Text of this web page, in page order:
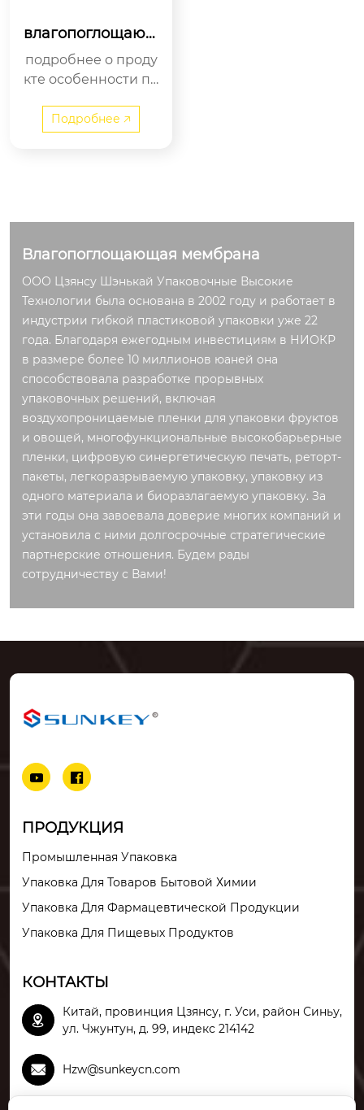
влагопоглощающ
ая мембрана
подробнее о проду
кте особенности пр
невая конструкция:
основная мембр...
Подробнее 🡥
Влагопоглощающая мембрана
ООО Цзянсу Шэнькай Упаковочные Высокие
Технологии была основана в 2002 году и работает в
индустрии гибкой пластиковой упаковки уже 22
года. Благодаря ежегодным инвестициям в НИОКР
в размере более 10 миллионов юаней она
способствовала разработке прорывных
упаковочных решений, включая
воздухопроницаемые пленки для упаковки фруктов
и овощей, многофункциональные высокобарьерные
пленки, цифровую синергетическую печать, реторт-
пакеты, легкоразрываемую упаковку, упаковку из
одного материала и биоразлагаемую упаковку. За
эти годы она завоевала доверие многих компаний и
установила с ними долгосрочные стратегические
партнерские отношения. Будем рады
сотрудничеству с Вами!
 
ПРОДУКЦИЯ
Промышленная Упаковка
Упаковка Для Товаров Бытовой Химии
Упаковка Для Фармацевтической Продукции
Упаковка Для Пищевых Продуктов
КОНТАКТЫ

Китай, провинция Цзянсу, г. Уси, район Синьу,
ул. Чжунтун, д. 99, индекс 214142
 Hzw@sunkeycn.com